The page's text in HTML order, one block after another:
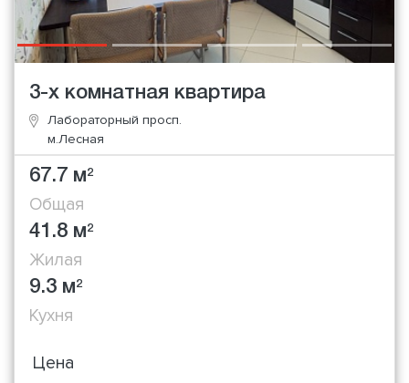
3-х комнатная квартира
Лабораторный просп.
м.Лесная
67.7 м2
Общая
41.8 м2
Жилая
9.3 м2
Кухня
Цена